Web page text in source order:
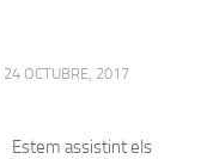
24 OCTUBRE, 2017
Estem assistint els